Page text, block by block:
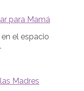
para Mamá
el espacio
Madres